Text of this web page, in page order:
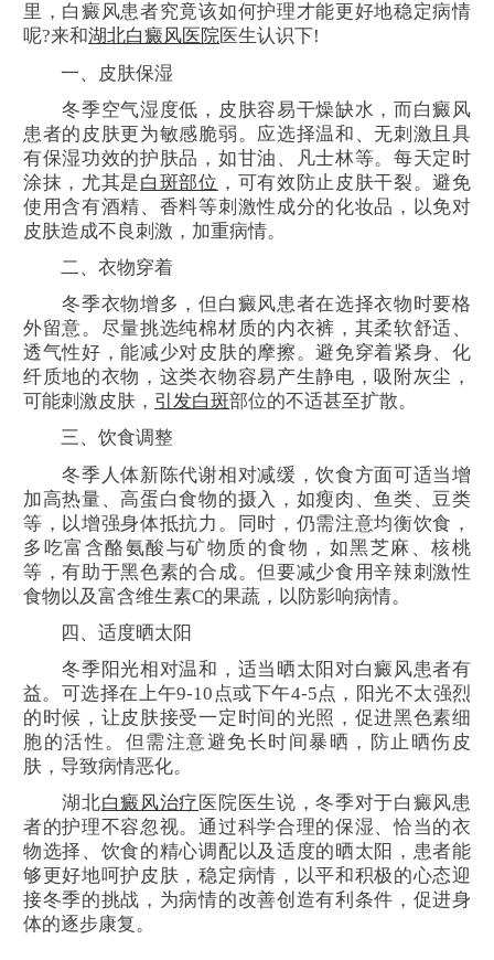
里，白癜风患者究竟该如何护理才能更好地稳定病情
呢?来和湖北白癜风医院医生认识下!
一、皮肤保湿
冬季空气湿度低，皮肤容易干燥缺水，而白癜风
患者的皮肤更为敏感脆弱。应选择温和、无刺激且具
有保湿功效的护肤品，如甘油、凡士林等。每天定时
涂抹，尤其是白斑部位 ，可有效防止皮肤干裂。避免
使用含有酒精、香料等刺激性成分的化妆品，以免对
皮肤造成不良刺激，加重病情。
二、衣物穿着
冬季衣物增多，但白癜风患者在选择衣物时要格
外留意。尽量挑选纯棉材质的内衣裤，其柔软舒适、
透气性好，能减少对皮肤的摩擦。避免穿着紧身、化
纤质地的衣物，这类衣物容易产生静电，吸附灰尘，
可能刺激皮肤， 引发白斑部位的不适甚至扩散。
三、饮食调整
冬季人体新陈代谢相对减缓，饮食方面可适当增
加高热量、高蛋白食物的摄入，如瘦肉、鱼类、豆类
等，以增强身体抵抗力。同时，仍需注意均衡饮食，
多吃富含酪氨酸与矿物质的食物，如黑芝麻、核桃
等，有助于黑色素的合成。但要减少食用辛辣刺激性
食物以及富含维生素C的果蔬，以防影响病情。
四、适度晒太阳
冬季阳光相对温和，适当晒太阳对白癜风患者有
益。可选择在上午9-10点或下午4-5点，阳光不太强烈
的时候，让皮肤接受一定时间的光照，促进黑色素细
胞的活性。但需注意避免长时间暴晒，防止晒伤皮
肤，导致病情恶化。
湖北白癜风治疗 医院医生说，冬季对于白癜风患
者的护理不容忽视。通过科学合理的保湿、恰当的衣
物选择、饮食的精心调配以及适度的晒太阳，患者能
够更好地呵护皮肤，稳定病情，以平和积极的心态迎
接冬季的挑战，为病情的改善创造有利条件，促进身
体的逐步康复。